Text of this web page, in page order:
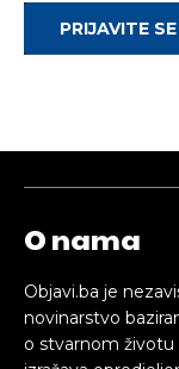
PRIJAVITE
O nama
Objavi.ba je
novinarstvo
o stvarnom životu